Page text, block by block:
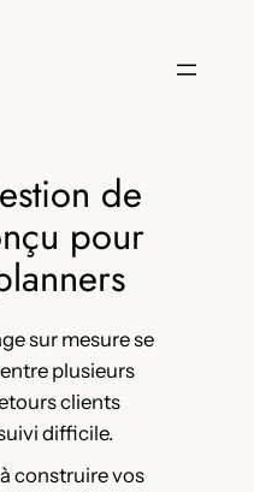
de
pour
sur mesure se
plusieurs
clients
difficile.
construire vos